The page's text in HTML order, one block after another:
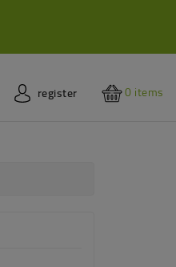
register 0items